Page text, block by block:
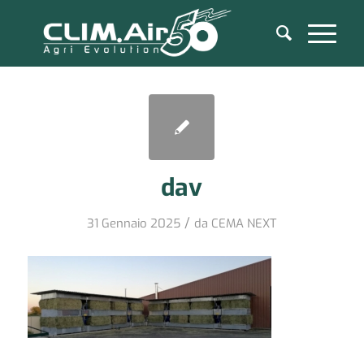
dav
31 Gennaio 2025 / da CEMA NEXT